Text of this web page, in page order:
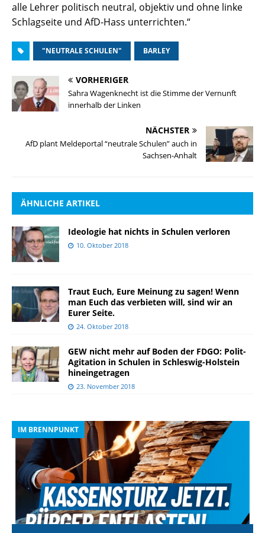
alle Lehrer politisch neutral, objektiv und ohne linke
Schlagseite und AfD-Hass unterrichten.“
"NEUTRALE SCHULEN" BARLEY
VORHERIGER
Sahra Wagenknecht ist die Stimme der Vernunft
innerhalb der Linken
NÄCHSTER
AfD plant Meldeportal “neutrale Schulen” auch in
Sachsen-Anhalt
ÄHNLICHE ARTIKEL
Ideologie hat nichts in Schulen verloren
10. Oktober 2018
Traut Euch, Eure Meinung zu sagen! Wenn
man Euch das verbieten will, sind wir an
Eurer Seite.
24. Oktober 2018
GEW nicht mehr auf Boden der FDGO: Polit-
Agitation in Schulen in Schleswig-Holstein
hineingetragen
23. November 2018
IM BRENNPUNKT